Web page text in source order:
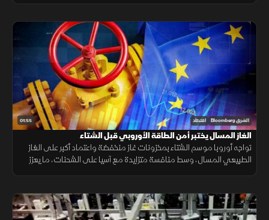
01:55 الشرق Bloomberg اقتصاد
الغاز المسال يختبر أمن الطاقة الأوروبي قبل الشتاء
تواجه أوروبا موسم الشتاء بمخزونات غاز منخفضة واعتماد أكبر على الغاز
الطبيعي المسال، وسط منافسة متزايدة مع آسيا على الشحنات، ما يعزز